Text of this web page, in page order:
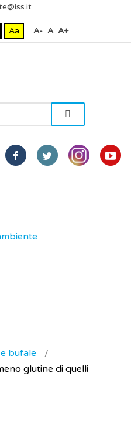
Aa A- A A+
bufale
glutine di quelli